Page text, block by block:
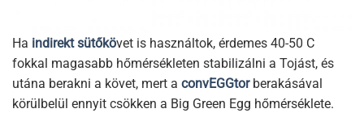
Ha indirekt sütőkövet is használtok, érdemes 40-50 C
fokkal magasabb hőmérsékleten stabilizálni a Tojást, és
utána berakni a követ, mert a convEGGtorberakásával
körülbelül ennyit csökken a Big Green Egg hőmérséklete.